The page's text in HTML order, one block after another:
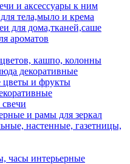
и аксессуары к ним
тела,мыло и крема
для дома,тканей,саше
ароматов
кашпо, колонны
декоративные
цветы и фрукты
и рамы для зеркал
настенные, газетницы,
часы интерьерные